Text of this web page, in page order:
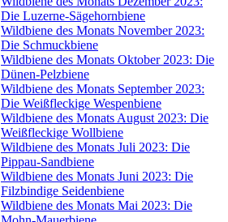
Die Luzerne-Sägehornbiene
Wildbiene des Monats November 2023:
Die Schmuckbiene
Wildbiene des Monats Oktober 2023: Die
Dünen-Pelzbiene
Wildbiene des Monats September 2023:
Die Weißfleckige Wespenbiene
Wildbiene des Monats August 2023: Die
Weißfleckige Wollbiene
Wildbiene des Monats Juli 2023: Die
Pippau-Sandbiene
Wildbiene des Monats Juni 2023: Die
Filzbindige Seidenbiene
Wildbiene des Monats Mai 2023: Die